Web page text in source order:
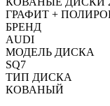
ГРАФИТ +
БРЕНД
AUDI
МОДЕЛЬ ДИСКА
SQ7
ТИП ДИСКА
КОВАНЫЙ